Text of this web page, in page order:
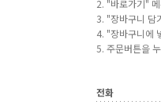
2. "바로가기"
3. "장바구니 담
4. "장바구니에
5. 주문버튼을
전화